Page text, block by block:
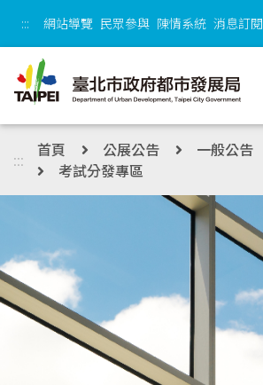
::: 網站導覽 民眾參與 陳情系統 消息訂閱
::: 首頁 公展公告
一般公告
考試分發專區